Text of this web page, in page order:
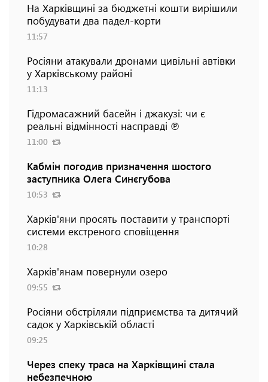
На Харківщині за бюджетні кошти вирішили
побудувати два падел-корти
11:57
Росіяни атакували дронами цивільні автівки
у Харківському районі
11:13
Гідромасажний басейн і джакузі: чи є
реальні відмінності насправді ℗
11:00
Кабмін погодив призначення шостого
заступника Олега Синєгубова
10:53
Харків'яни просять поставити у транспорті
системи екстреного сповіщення
10:28
Харків'янам повернули озеро
09:55
Росіяни обстріляли підприємства та дитячий
садок у Харківській області
09:25
Через спеку траса на Харківщині стала
небезпечною